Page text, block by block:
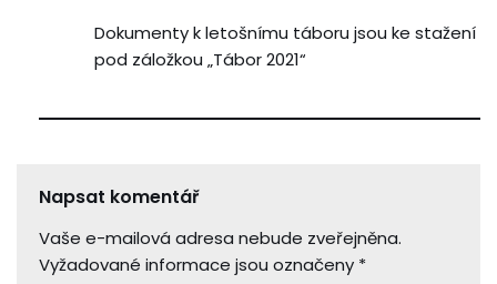
Dokumenty k letošnímu táboru jsou ke stažení
pod záložkou „Tábor 2021“
Napsat komentář
Vaše e-mailová adresa nebude zveřejněna.
Vyžadované informace jsou označeny *